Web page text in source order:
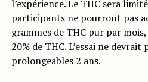
l’expérience. Le THC sera
participants ne pourront pas
grammes de THC pur par
20% de THC. L’essai ne
prolongeables 2 ans.